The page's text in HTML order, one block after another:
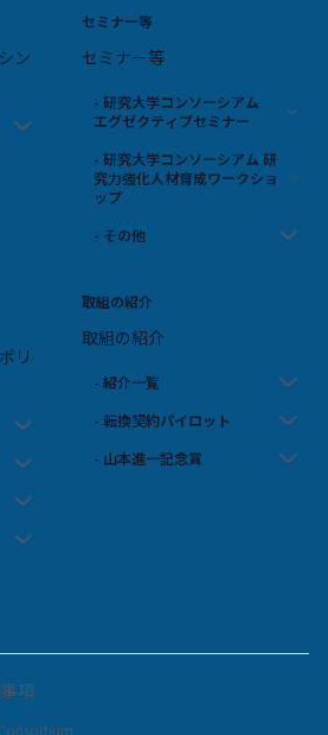
ン
セミナー等
セミナー等
- 研究大学コンソーシアム
エグゼクティブセミナー
- 研究大学コンソーシアム 研
究力強化人材育成ワークショ
ップ
- その他
リ
取組の紹介
取組の紹介
- 紹介一覧
- 転換契約パイロット
- 山本進一記念賞
項